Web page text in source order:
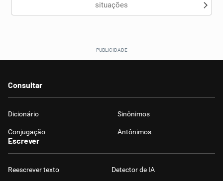
situações
Consultar
Dicionário Sinônimos
Conjugação Antônimos
Escrever
Reescrever texto Detector de IA